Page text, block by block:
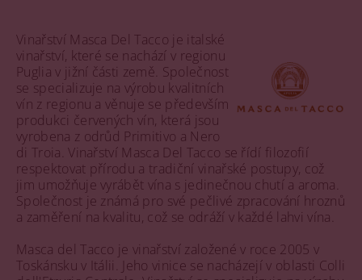
Vinařství Masca Del Tacco je italské
vinařství, které se nachází v regionu
Puglia v jižní části země. Společnost
se specializuje na výrobu kvalitních
vín z regionu a věnuje se především
produkci červených vín, která jsou
vyrobena z odrůd Primitivo a Nero
di Troia. Vinařství Masca Del Tacco se řídí filozofií
respektovat přírodu a tradiční vinařské postupy, což
jim umožňuje vyrábět vína s jedinečnou chutí a aroma.
Společnost je známá pro své pečlivé zpracování hroznů
a zaměření na kvalitu, což se odráží v každé lahvi vína.
Masca del Tacco je vinařství založené v roce 2005 v
Toskánsku v Itálii. Jeho vinice se nacházejí v oblasti Colli